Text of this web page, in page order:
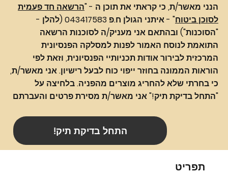
!התחל בדיקת תיק
הנני מאשר/ת, כי קראתי את תוכן ה - "הרשאה חד פעמית
לסוכן ביטוח
" - איתני הגולן ח.פ 043417583 (להלן -
"הסוכנות") ובהתאם אני מעניק/ה לסוכנות הרשאה
התואמת לנוסח האמור לפנות למסלקה הפנסיונית
המרכזית לבירור אודות תכניותיי הפנסיונית, וזאת לפי
הוראות הממונה בחוזר ייפוי כוח לבעל רישיון. אני מאשר/ת,
כי בחרתי שלא להחריג מוצרים מהפניה. בלחיצה על
"התחל בדיקת תיק!" אני מאשר/ת מסירת פרטים והעברתם
תפריט